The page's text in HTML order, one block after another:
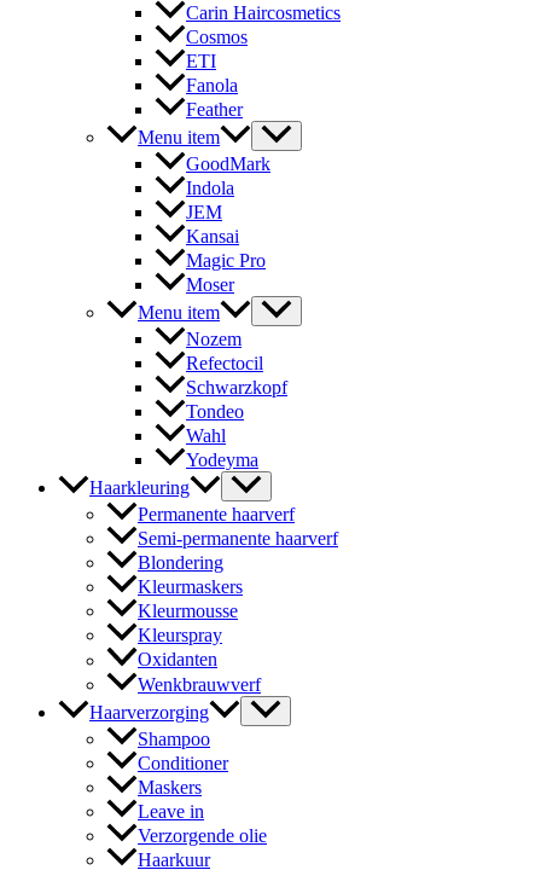
Carin Haircosmetics
Cosmos
ETI
Fanola
Feather
Menu item
GoodMark
Indola
JEM
Kansai
Magic Pro
Moser
Menu item
Nozem
Refectocil
Schwarzkopf
Tondeo
Wahl
Yodeyma
Haarkleuring
Permanente haarverf
Semi-permanente haarverf
Blondering
Kleurmaskers
Kleurmousse
Kleurspray
Oxidanten
Wenkbrauwverf
Haarverzorging
Shampoo
Conditioner
Maskers
Leave in
Verzorgende olie
Haarkuur